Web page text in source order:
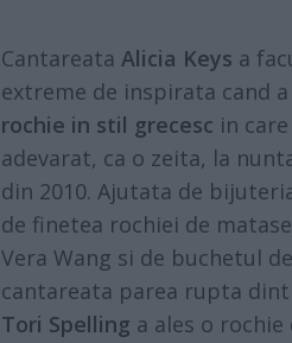
Cantareata Alicia Keys a
extreme de inspirata cand
rochie in stil grecesc in
adevarat, ca o zeita, la
din 2010. Ajutata de
de finetea rochiei de
Vera Wang si de buchetul
cantareata parea rupta
Tori Spelling a ales o